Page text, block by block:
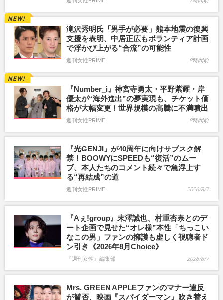
滝沢秀明氏「男手が必要」熊本地震の復興
支援を表明、中居正広もボランティア計画
で浮かび上がる“合流”の可能性
週刊女性PRIME 8時間前
『Number_i』神宮寺勇太・平野紫耀・岸
優太が“海外進出”の夢実現も、チケット価
格が大幅変更！世界規模の高騰に不満噴出
週刊女性PRIME 8時間前
『光GENJI』が40周年に向けサブスク解
禁！BOOWYにSPEEDも“復活”のムー
ブ、本人たちのコメント続々で急浮上す
る“再結成”の道
週刊女性PRIME 2026/8/7
『Aぇ!group』末澤誠也、村重杏奈とのデ
ート企画で見せた“オレ様”本性「ちっこい
なこの男」ファンの擁護も虚しく視聴者ド
ン引き《2026年8月Choice》
『週刊女性』編集部 2026/8/7
Mrs. GREEN APPLEファンのマナー違反
が賛否、映画『スパイダーマン』吹き替え